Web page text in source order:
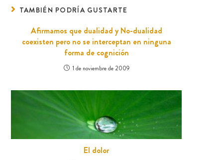
TAMBIÉN PODRÍA GUSTARTE
Afirmamos que dualidad y No-dualidad
coexisten pero no se interceptan en ninguna
forma de cognición
1 de noviembre de 2009
El dolor